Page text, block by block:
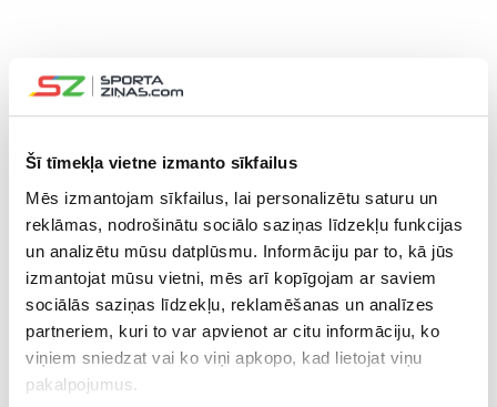
Šī tīmekļa vietne izmanto sīkfailus
Mēs izmantojam sīkfailus, lai personalizētu saturu un
reklāmas, nodrošinātu sociālo saziņas līdzekļu funkcijas
un analizētu mūsu datplūsmu. Informāciju par to, kā jūs
izmantojat mūsu vietni, mēs arī kopīgojam ar saviem
sociālās saziņas līdzekļu, reklamēšanas un analīzes
partneriem, kuri to var apvienot ar citu informāciju, ko
viņiem sniedzat vai ko viņi apkopo, kad lietojat viņu
pakalpojumus.
26.08.2021 00:02
PSG direktors apstiprina, ka Mbapē
vēlas pamest komandu